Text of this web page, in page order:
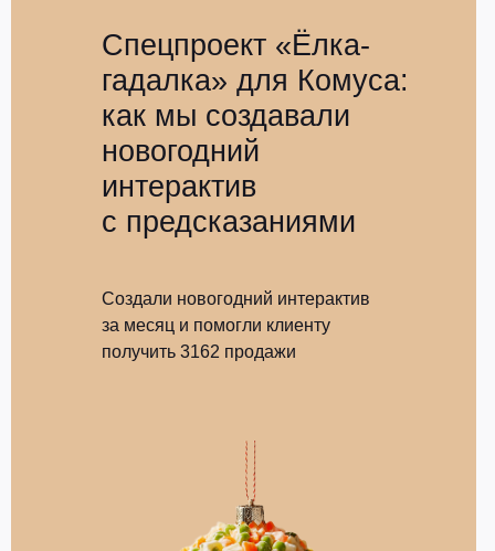
Спецпроект «Ёлка-
гадалка» для Комуса:
как мы создавали
новогодний
интерактив
с предсказаниями
Создали новогодний интерактив
за месяц и помогли клиенту
получить 3162 продажи